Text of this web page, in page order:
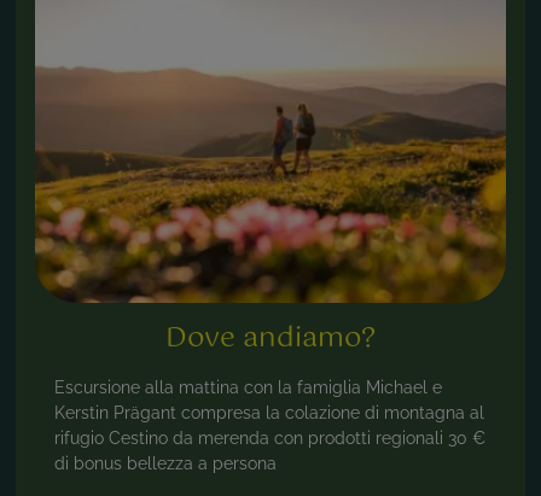
Dove andiamo?
Escursione alla mattina con la famiglia Michael e
Kerstin Prägant compresa la colazione di montagna al
rifugio Cestino da merenda con prodotti regionali 30 €
di bonus bellezza a persona